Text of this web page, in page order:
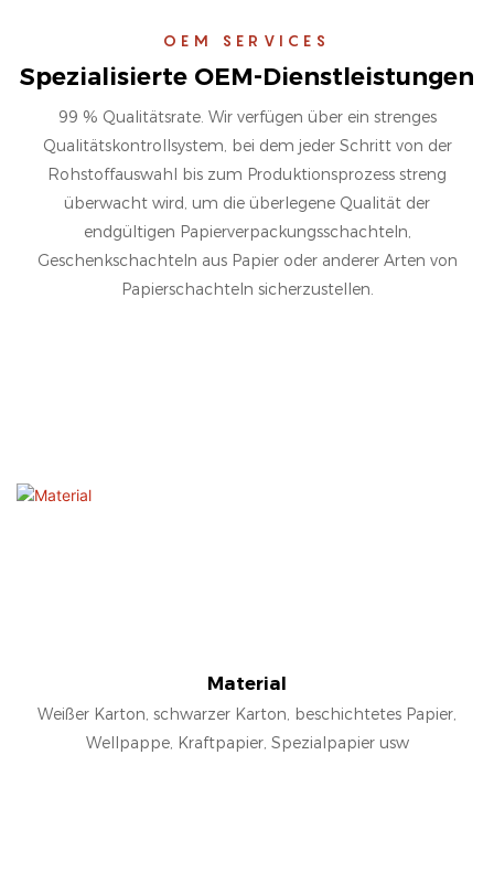
OEM SERVICES
Spezialisierte OEM-Dienstleistungen
99 % Qualitätsrate. Wir verfügen über ein strenges
Qualitätskontrollsystem, bei dem jeder Schritt von der
Rohstoffauswahl bis zum Produktionsprozess streng
überwacht wird, um die überlegene Qualität der
endgültigen Papierverpackungsschachteln,
Geschenkschachteln aus Papier oder anderer Arten von
Papierschachteln sicherzustellen.
Material
Weißer Karton, schwarzer Karton, beschichtetes Papier,
Wellpappe, Kraftpapier, Spezialpapier usw